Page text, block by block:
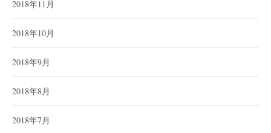
2018年11月
2018年10月
2018年9月
2018年8月
2018年7月